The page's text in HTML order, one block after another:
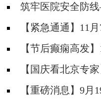
筑牢医院安全防
防安全培训纪实
【紧急通通】11
神经内科胡颖教授亲
【节后癫痫高发
院陈葵博士免费会诊
题！
【国庆看北京专
天坛&首钢医院两大
【重磅消息】9月